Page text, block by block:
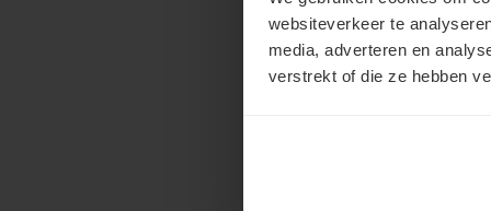
websiteverkeer te
media, adverteren en
verstrekt of die ze hebben
verven